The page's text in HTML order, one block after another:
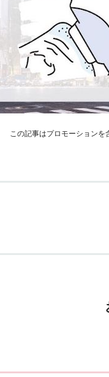
この記事はプロモーション